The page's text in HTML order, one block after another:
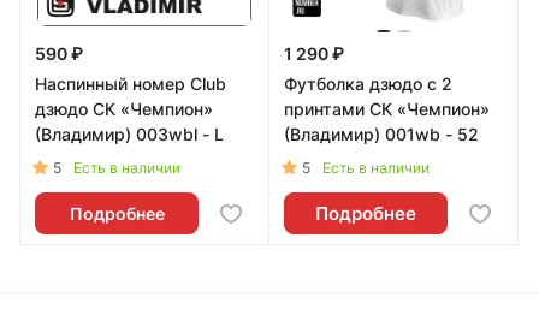
590 ₽
Наспинный номер Club
дзюдо СК «Чемпион»
(Владимир) 003wbl - L
5 Есть в наличии
Подробнее
1 290 ₽
Футболка дзюдо с 2
принтами СК «Чемпион»
(Владимир) 001wb - 52
5 Есть в наличии
Подробнее